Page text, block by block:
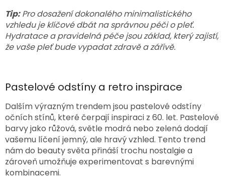
Tip:Pro dosažení dokonalého minimalistického
vzhledu je klíčové dbát na správnou péči o pleť.
Hydratace a pravidelná péče jsou základ, který zajistí,
že vaše pleť bude vypadat zdravě a zářivě.
Pastelové odstíny a retro inspirace
Dalším výrazným trendem jsou pastelové odstíny
očních stínů, které čerpají inspiraci z 60. let. Pastelové
barvy jako růžová, světle modrá nebo zelená dodají
vašemu líčení jemný, ale hravý vzhled. Tento trend
nám do beauty světa přináší trochu nostalgie a
zároveň umožňuje experimentovat s barevnými
kombinacemi.